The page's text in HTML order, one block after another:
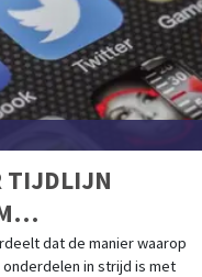
TIJDLIJN
dat de manier waarop
in strijd is met